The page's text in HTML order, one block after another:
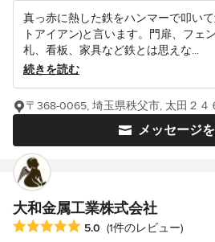
真っ赤に熱した鉄をハンマーで叩い
トアイアン)と言います。門扉、フェ
札、看板、家具など鉄とは思えな...
続きを読む
メッセージ
〒368-0065, 埼玉県秩父市, 太田２４
大和金属工業株式会社
平均評価：5つ星中 星5
5.0 (1件のレビュー)